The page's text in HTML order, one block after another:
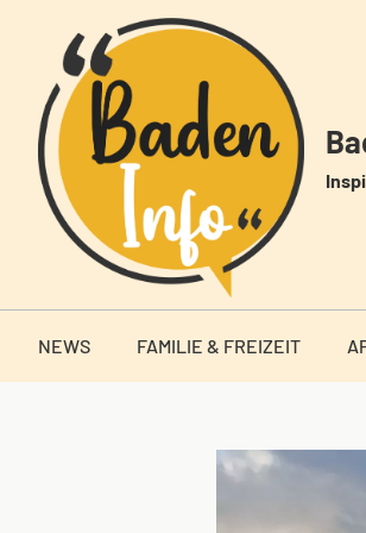
springen
NEWS FAMILIE & FREIZEIT